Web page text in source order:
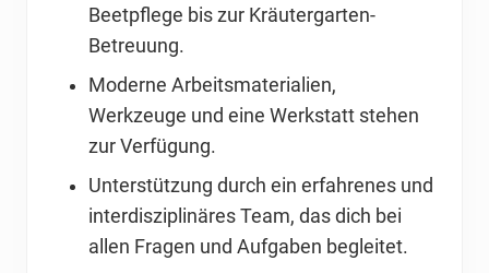
Beetpflege bis zur Kräutergarten-
Betreuung.
Moderne Arbeitsmaterialien,
Werkzeuge und eine Werkstatt stehen
zur Verfügung.
Unterstützung durch ein erfahrenes und
interdisziplinäres Team, das dich bei
allen Fragen und Aufgaben begleitet.